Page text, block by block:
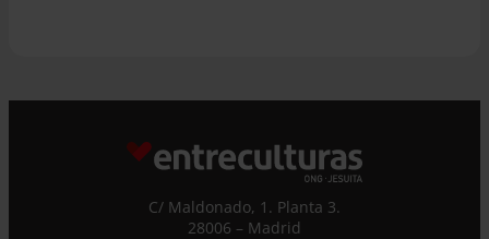
C/ Maldonado, 1. Planta 3.
28006 – Madrid